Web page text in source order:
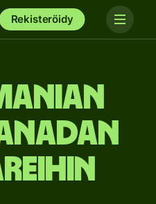
Rekisteröidy